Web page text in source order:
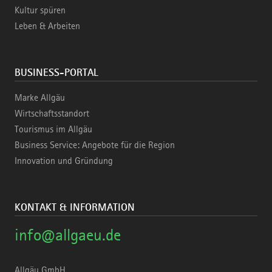
Kultur spüren
Leben & Arbeiten
BUSINESS-PORTAL
Marke Allgäu
Wirtschaftsstandort
Tourismus im Allgäu
Business Service: Angebote für die Region
Innovation und Gründung
KONTAKT & INFORMATION
info@allgaeu.de